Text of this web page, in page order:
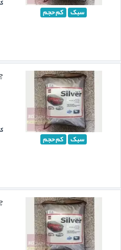
سبک کم حجم
سبک کم حجم